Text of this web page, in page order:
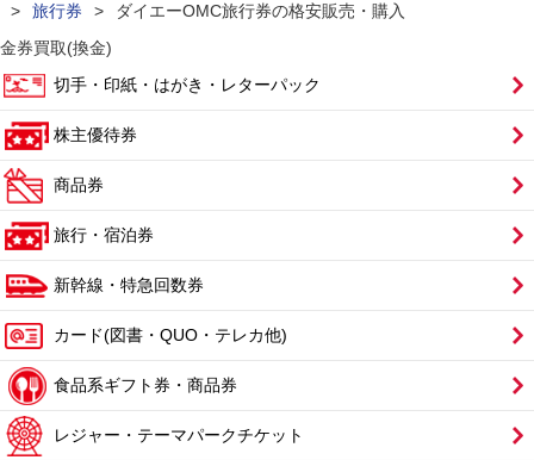
>
旅行券 >
ダイエーOMC旅行券の格安販売・購入
金券買取(換金)
切手・印紙・はがき・レターパック
株主優待券
商品券
旅行・宿泊券
新幹線・特急回数券
カード(図書・QUO・テレカ他)
食品系ギフト券・商品券
レジャー・テーマパークチケット